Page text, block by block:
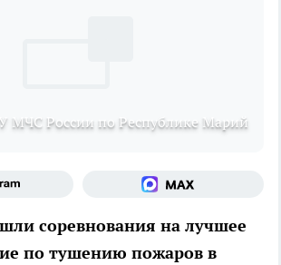
МЧС России по Республике Марий
соревнования на лучшее
по тушению пожаров в